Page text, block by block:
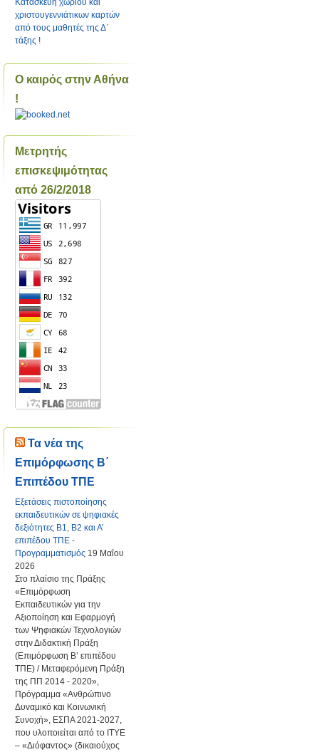
Κατασκευή χωριού και
χριστουγεννιάτικων καρτών
από τους μαθητές της Δ΄
τάξης !
Ο καιρός στην Αθήνα
!
Μετρητής
επισκεψιμότητας
από 26/2/2018
Τα νέα της
Επιμόρφωσης Β΄
Επιπέδου ΤΠΕ
Εξετάσεις πιστοποίησης
εκπαιδευτικών σε ψηφιακές
δεξιότητες Β1, Β2 και Α’
επιπέδου ΤΠΕ -
Προγραμματισμός 19 Μαΐου
2026
Στο πλαίσιο της Πράξης
«Επιμόρφωση
Εκπαιδευτικών για την
Αξιοποίηση και Εφαρμογή
των Ψηφιακών Τεχνολογιών
στην Διδακτική Πράξη
(Επιμόρφωση Β’ επιπέδου
ΤΠΕ) / Μεταφερόμενη Πράξη
της ΠΠ 2014 - 2020»,
Πρόγραμμα «Ανθρώπινο
Δυναμικό και Κοινωνική
Συνοχή», ΕΣΠΑ 2021-2027,
που υλοποιείται από το ΙΤΥΕ
– «Διόφαντος» (δικαιούχος